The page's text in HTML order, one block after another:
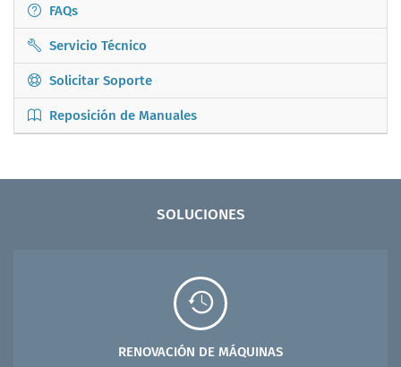
FAQs
Servicio Técnico
Solicitar Soporte
Reposición de Manuales
SOLUCIONES
RENOVACIÓN DE MÁQUINAS